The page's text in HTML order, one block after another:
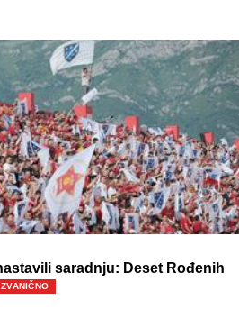
saradnju: Deset Rođenih
ZVANIČNO